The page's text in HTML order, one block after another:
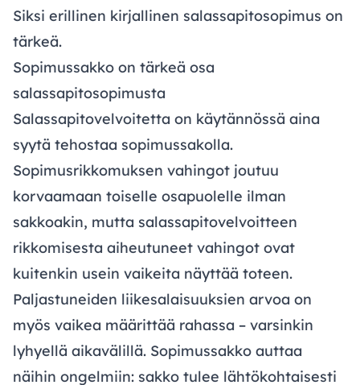
Siksi erillinen kirjallinen salassapitosopimus on
tärkeä.
Sopimussakko on tärkeä osa
salassapitosopimusta
Salassapitovelvoitetta on käytännössä aina
syytä tehostaa sopimussakolla.
Sopimusrikkomuksen vahingot joutuu
korvaamaan toiselle osapuolelle ilman
sakkoakin, mutta salassapitovelvoitteen
rikkomisesta aiheutuneet vahingot ovat
kuitenkin usein vaikeita näyttää toteen.
Paljastuneiden liikesalaisuuksien arvoa on
myös vaikea määrittää rahassa – varsinkin
lyhyellä aikavälillä. Sopimussakko auttaa
näihin ongelmiin: sakko tulee lähtökohtaisesti